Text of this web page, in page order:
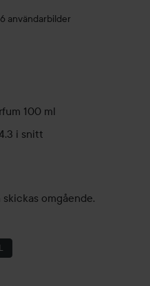
användarbilder
100 ml
i snitt
omgående.